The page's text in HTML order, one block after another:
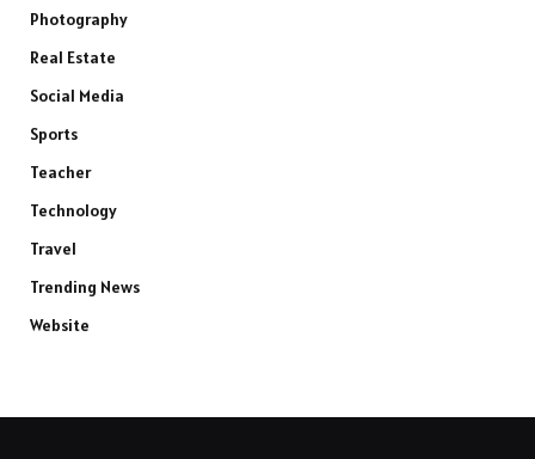
Photography
Real Estate
Social Media
Sports
Teacher
Technology
Travel
Trending News
Website